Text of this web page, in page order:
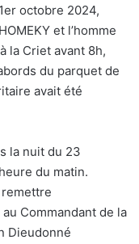
octobre 2024,
et l’homme
la Criet avant 8h,
du parquet de
avait été
la nuit du 23
du matin.
remettre
Commandant de la
Dieudonné